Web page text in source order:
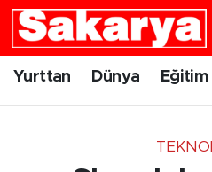
Yurttan Dünya Eğitim
Yurttan
Eskişehir Nöbetçi